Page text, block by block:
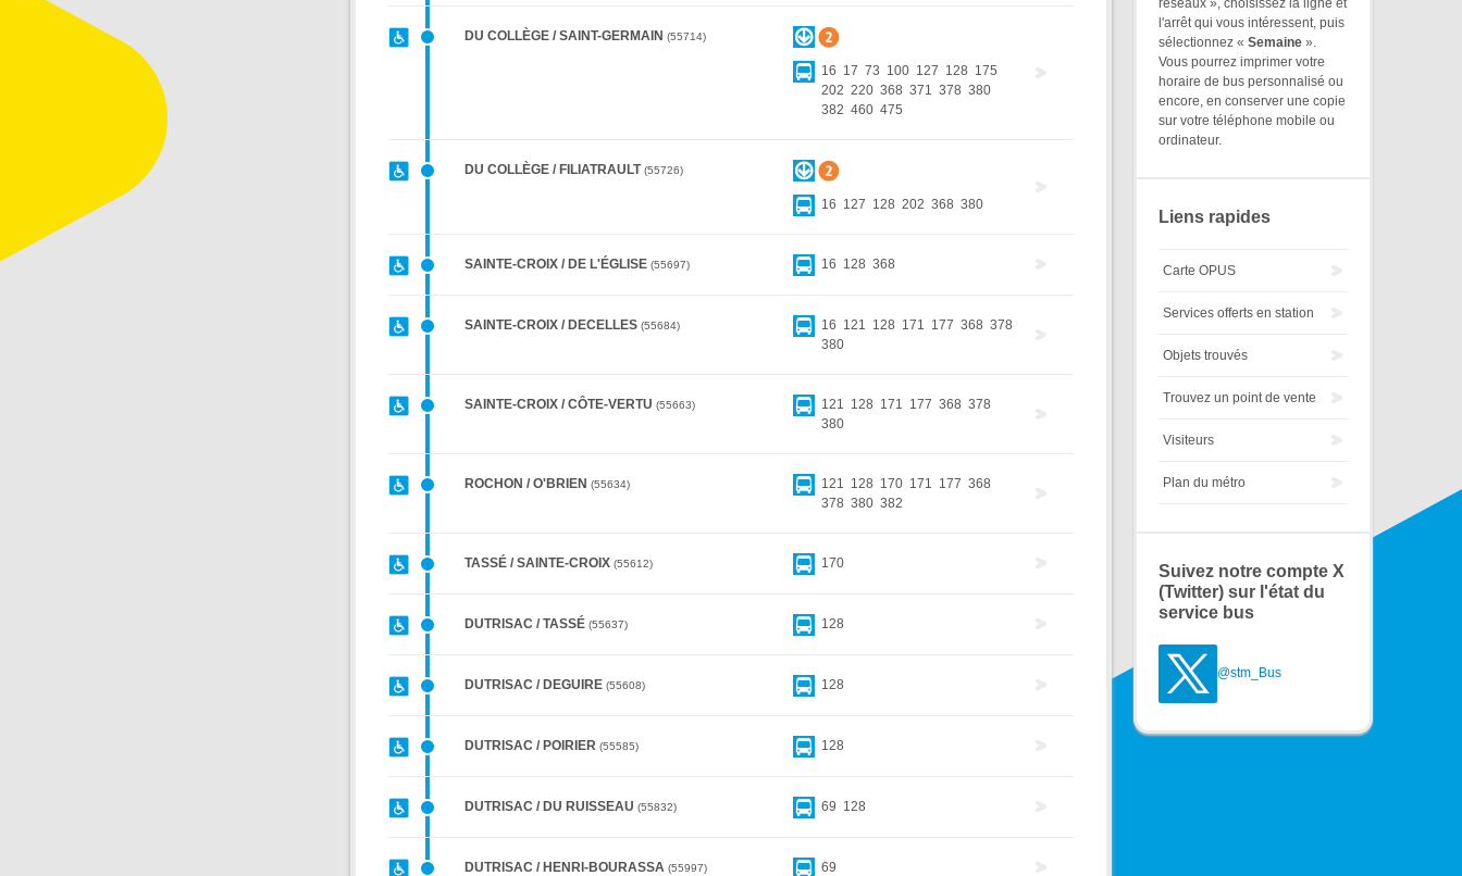
DU COLLÈGE / SAINT-GERMAIN 55714
16 17 73 100 127 128 175
202 220 368 371 378 380
382 460 475
DU COLLÈGE / FILIATRAULT 55726
16 127 128 202 368 380
SAINTE-CROIX / DE L'ÉGLISE 55697 16 128 368
SAINTE-CROIX / DECELLES 55684 16 121 128 171 177 368 378
380
SAINTE-CROIX / CÔTE-VERTU 55663 121 128 171 177 368 378
380
ROCHON / O'BRIEN 55634 121 128 170 171 177 368
378 380 382
TASSÉ / SAINTE-CROIX 55612 170
DUTRISAC / TASSÉ 55637 128
DUTRISAC / DEGUIRE 55608 128
DUTRISAC / POIRIER 55585 128
DUTRISAC / DU RUISSEAU 55832 69 128
DUTRISAC / HENRI-BOURASSA 55997 69
l'arrêt qui vous intéressent, puis
sélectionnez « Semaine ».
Vous pourrez imprimer votre
horaire de bus personnalisé ou
encore, en conserver une copie
sur votre téléphone mobile ou
ordinateur.
Liens rapides
Carte OPUS
Services offerts en station
Objets trouvés
Trouvez un point de vente
Visiteurs
Plan du métro
Suivez notre compte X
(Twitter) sur l'état du
service bus
@stm_Bus